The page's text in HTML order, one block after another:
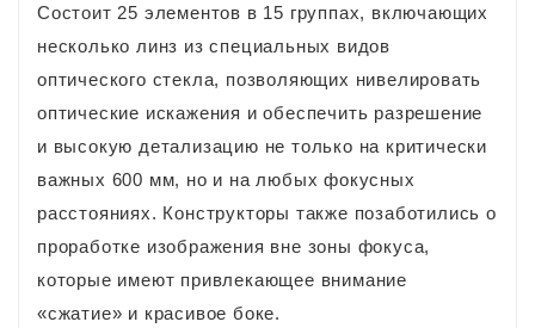
Cостоит 25 элементов в 15 группах, включающих
несколько линз из специальных видов
оптического стекла, позволяющих нивелировать
оптические искажения и обеспечить разрешение
и высокую детализацию не только на критически
важных 600 мм, но и на любых фокусных
расстояниях. Конструкторы также позаботились о
проработке изображения вне зоны фокуса,
которые имеют привлекающее внимание
«сжатие» и красивое боке.